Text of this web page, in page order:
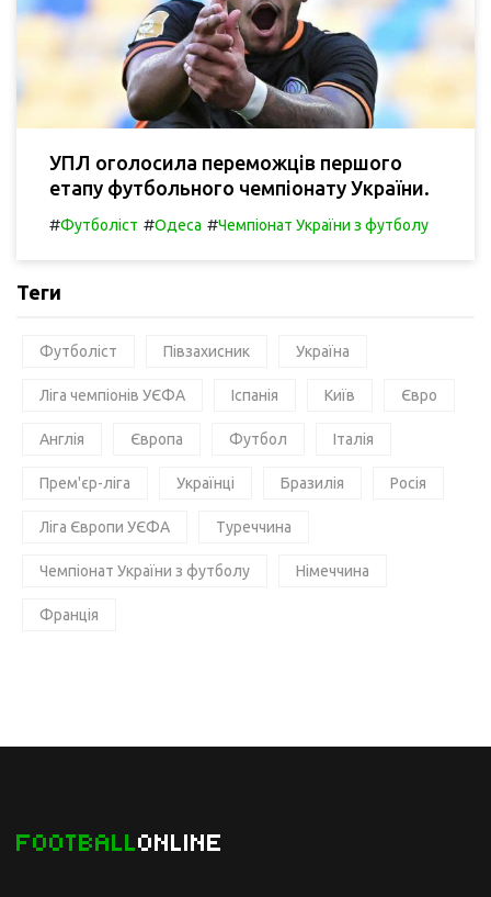
УПЛ оголосила переможців першого
етапу футбольного чемпіонату України.
#Футболіст #Одеса #Чемпіонат України з футболу
Теги
Футболіст Півзахисник Україна
Ліга чемпіонів УЄФА Іспанія Київ Євро
Англія Європа Футбол Італія
Прем'єр-ліга Українці Бразилія Росія
Ліга Європи УЄФА Туреччина
Чемпіонат України з футболу Німеччина
Франція
FOOTBALLONLINE